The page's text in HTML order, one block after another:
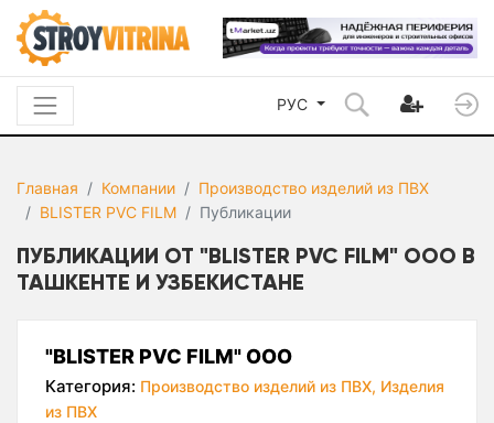
РУС
Главная Компании
Производство изделий из ПВХ
BLISTER PVC FILM
Публикации
ПУБЛИКАЦИИ ОТ "BLISTER PVC FILM" ООО В
ТАШКЕНТЕ И УЗБЕКИСТАНЕ
"BLISTER PVC FILM" ООО
Категория: Производство изделий из ПВХ, Изделия
из ПВХ